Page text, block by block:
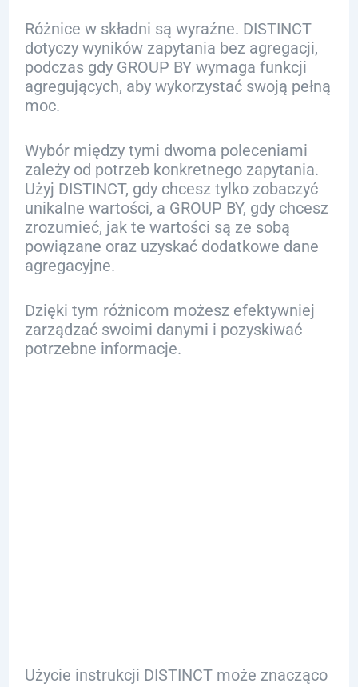
Różnice w składni są wyraźne. DISTINCT
dotyczy wyników zapytania bez agregacji,
podczas gdy GROUP BY wymaga funkcji
agregujących, aby wykorzystać swoją pełną
moc.
Wybór między tymi dwoma poleceniami
zależy od potrzeb konkretnego zapytania.
Użyj DISTINCT, gdy chcesz tylko zobaczyć
unikalne wartości, a GROUP BY, gdy chcesz
zrozumieć, jak te wartości są ze sobą
powiązane oraz uzyskać dodatkowe dane
agregacyjne.
Dzięki tym różnicom możesz efektywniej
zarządzać swoimi danymi i pozyskiwać
potrzebne informacje.
Użycie instrukcji DISTINCT może znacząco